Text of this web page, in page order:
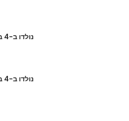
נולדו ב-4 באוגוסט
נולדו ב-4 באפריל